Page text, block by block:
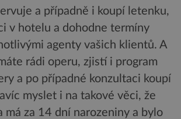
a případně i koupí letenku,
v hotelu a dohodne termíny
agenty vašich klientů. A
rádi operu, zjistí i program
a po případné konzultaci koupí
myslet i na takové věci, že
má za 14 dní narozeniny a bylo